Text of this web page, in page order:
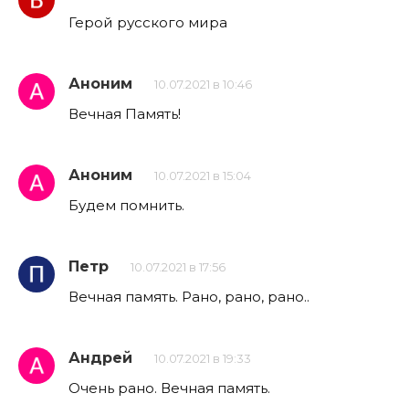
Герой русского мира
Аноним 10.07.2021 в 10:46
Вечная Память!
Аноним 10.07.2021 в 15:04
Будем помнить.
Петр 10.07.2021 в 17:56
Вечная память. Рано, рано, рано..
Андрей 10.07.2021 в 19:33
Очень рано. Вечная память.